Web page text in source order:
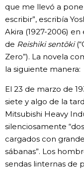
que me llevó a
escribir”, escribía
Akira (1927-2006)
de Reishiki sentōki
Zero”). La novela
la siguiente manera:
El 23 de marzo de
siete y algo de la
Mitsubishi Heavy
silenciosamente
cargados con
sábanas”. Los
sendas linternas de